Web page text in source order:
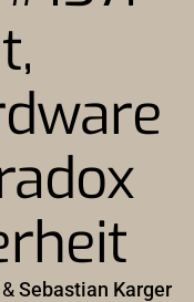
&Sebastian Karger